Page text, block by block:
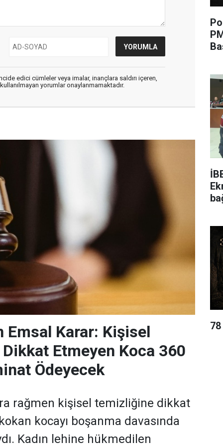
edici cümleler veya imalar, inançlara saldırı içeren,
yorumlar onaylanmamaktadır.
Emsal Karar: Kişisel
Etmeyen Koca 360
Ödeyecek
rağmen kişisel temizliğine dikkat
kocayı boşanma davasında
Kadın lehine hükmedilen